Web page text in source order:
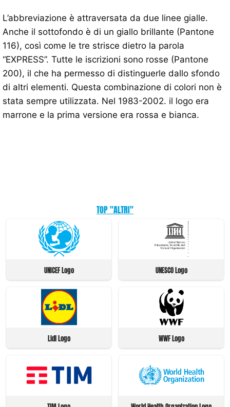
L’abbreviazione è attraversata da due linee gialle.
Anche il sottofondo è di un giallo brillante (Pantone
116), così come le tre strisce dietro la parola
“EXPRESS”. Tutte le iscrizioni sono rosse (Pantone
200), il che ha permesso di distinguerle dallo sfondo
di altri elementi. Questa combinazione di colori non è
stata sempre utilizzata. Nel 1983-2002. il logo era
marrone e la prima versione era rossa e bianca.
TOP "ALTRI"
UNICEF Logo UNESCO Logo
Lidl Logo WWF Logo